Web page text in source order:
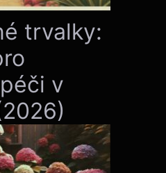
trvalky:
v